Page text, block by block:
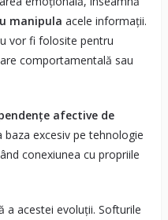
manipula acele informații.
vor fi folosite pentru
comportamentală sau
afective de
excesiv pe tehnologie
conexiunea cu propriile
a acestei evoluții. Softurile